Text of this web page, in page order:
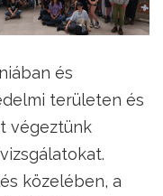
és
területen és
végeztünk
közelében, a